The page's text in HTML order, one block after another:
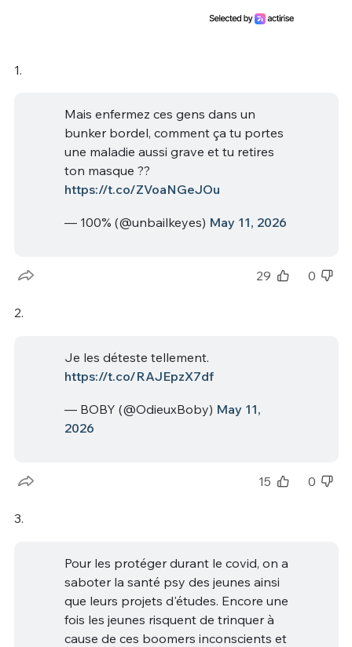
1.
Mais enfermez ces gens dans un
bunker bordel, comment ça tu portes
une maladie aussi grave et tu retires
ton masque ??
https://t.co/ZVoaNGeJOu
— 100% (@unbailkeyes) May 11, 2026
29 0
2.
Je les déteste tellement.
https://t.co/RAJEpzX7df
— BOBY (@OdieuxBoby) May 11,
2026
15 0
3.
Pour les protéger durant le covid, on a
saboter la santé psy des jeunes ainsi
que leurs projets d'études. Encore une
fois les jeunes risquent de trinquer à
cause de ces boomers inconscients et